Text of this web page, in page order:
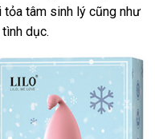
webLan
tỏa tâm sinh lý quà
cũng như
dục.